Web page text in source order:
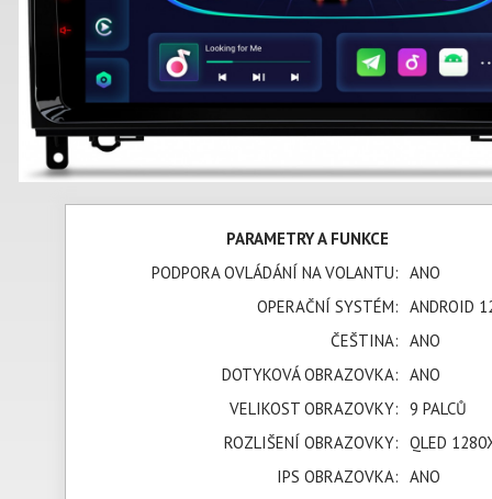
PARAMETRY A FUNKCE
PODPORA OVLÁDÁNÍ NA VOLANTU: ANO
OPERAČNÍ SYSTÉM: ANDROID
ČEŠTINA: ANO
DOTYKOVÁ OBRAZOVKA: ANO
VELIKOST OBRAZOVKY: 9 PALCŮ
ROZLIŠENÍ OBRAZOVKY: QLED
IPS OBRAZOVKA: ANO